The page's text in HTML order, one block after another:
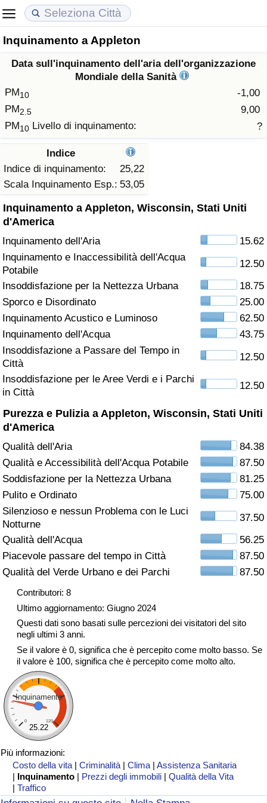
Inquinamento a Appleton
Data sull'inquinamento dell'aria dell'organizzazione
Mondiale della Sanità
PM10
-1,00
PM2.5
9,00
PM10 Livello di inquinamento: ?
Indice
Indice di inquinamento:
25,22
Scala Inquinamento Esp.: 53,05
Inquinamento a Appleton, Wisconsin, Stati Uniti
d'America
Inquinamento dell'Aria
15.62
Inquinamento e Inaccessibilità dell'Acqua
Potabile
12.50
Insoddisfazione per la Nettezza Urbana
18.75
Sporco e Disordinato
25.00
Inquinamento Acustico e Luminoso
62.50
Inquinamento dell'Acqua
43.75
Insoddisfazione a Passare del Tempo in
Città
12.50
Insoddisfazione per le Aree Verdi e i Parchi
in Città
12.50
Purezza e Pulizia a Appleton, Wisconsin, Stati Uniti
d'America
Qualità dell'Aria
84.38
Qualità e Accessibilità dell'Acqua Potabile
87.50
Soddisfazione per la Nettezza Urbana
81.25
Pulito e Ordinato
75.00
Silenzioso e nessun Problema con le Luci
Notturne
37.50
Qualità dell'Acqua
56.25
Piacevole passare del tempo in Città
87.50
Qualità del Verde Urbano e dei Parchi
87.50
Contributori: 8
Ultimo aggiornamento: Giugno 2024
Questi dati sono basati sulle percezioni dei visitatori del sito
negli ultimi 3 anni.
Se il valore è 0, significa che è percepito come molto basso. Se
il valore è 100, significa che è percepito come molto alto.
Inquinamento
0 120
25.22
Più informazioni:
Costo della vita |Criminalità |Clima |Assistenza Sanitaria
| Inquinamento | Prezzi degli immobili |Qualità della Vita
|Traffico
Costo della vita
Indice Del Costo Della Vita (corrente)
Indice Del Costo Della Vita
ad Aqaba
Prezzi degli immobili
Indice del Prezzo delle Case (Corrente)
Indice del Prezzo delle Case
Qualità della Vita
Indice della Qualità della Vita
Indice della Qualità della Vita (Corrente)
Criminalità
Indice del Tasso di Criminalità (Corrente)
Indice della Criminalità
Indice di criminalità per paese
Assistenza Sanitaria
Indice dell’Assistenza Sanitaria (Corrente)
Indice dell’Assistenza Sanitaria
Indice dell’Assistenza Sanitaria per
Nazione
Inquinamento
Indice dell’Inquinamento (Corrente)
Indice di inquinamento
Indice dell’Inquinamento per Nazione
Traffico
Indice del Traffico
Indice del traffico (Corrente)
Indice del traffico per Nazione